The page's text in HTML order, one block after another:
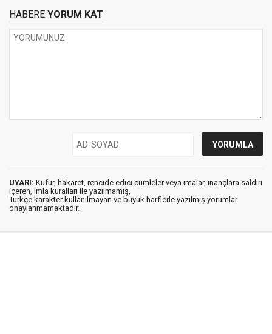
HABERE YORUM KAT
UYARI: Küfür, hakaret, rencide edici cümleler veya imalar, inançlara saldırı
içeren, imla kuralları ile yazılmamış,
Türkçe karakter kullanılmayan ve büyük harflerle yazılmış yorumlar
onaylanmamaktadır.